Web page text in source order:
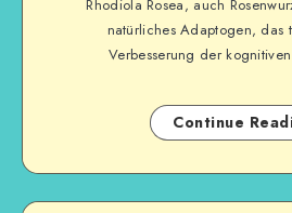
Rhodiola Rosea, auch
natürliches Adaptogen, das
Verbesserung der
Continue